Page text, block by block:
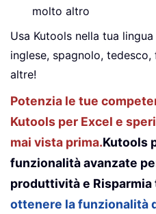
molto altro
Usa Kutools nella tua
inglese, spagnolo,
altre!
Potenzia le tue
Kutools per Excel e
mai vista prima.Kutools
funzionalità avanzate
produttività e Risparmia
ottenere la funzionalità